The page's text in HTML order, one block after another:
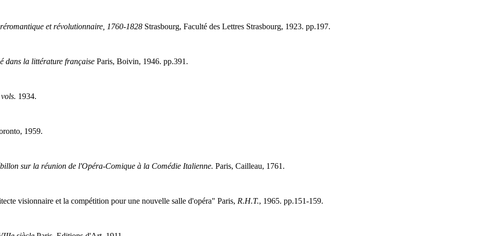
et révolutionnaire, 1760-1828Strasbourg, Faculté des Lettres Strasbourg, 1923. pp.197.
dans la littérature françaiseParis, Boivin, 1946. pp.391.
1934.
1959.
sur la réunion de l'Opéra-Comique à la Comédie Italienne. Paris, Cailleau, 1761.
visionnaire et la compétition pour une nouvelle salle d'opéra" Paris, R.H.T., 1965. pp.151-159.